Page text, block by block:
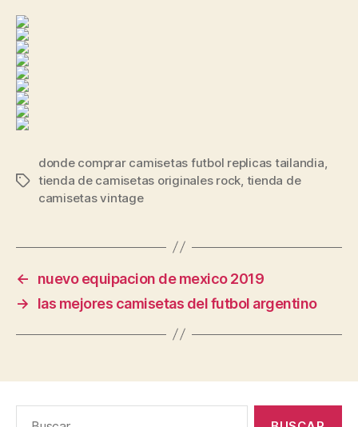
Etiquetas
donde comprar camisetas futbol replicas tailandia
tienda de camisetas originales rock tienda de
camisetas vintage
←
nuevo equipacion de mexico 2019
→
las mejores camisetas del futbol argentino